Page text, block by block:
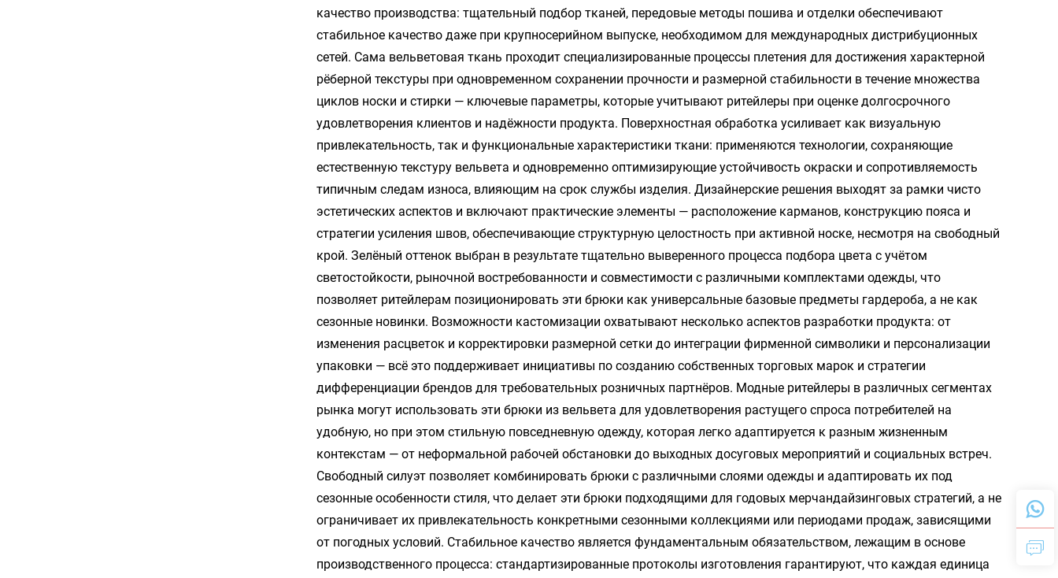
качество производства: тщательный подбор тканей, передовые методы пошива и отделки обеспечивают
стабильное качество даже при крупносерийном выпуске, необходимом для международных дистрибуционных
сетей. Сама вельветовая ткань проходит специализированные процессы плетения для достижения характерной
рёберной текстуры при одновременном сохранении прочности и размерной стабильности в течение множества
циклов носки и стирки — ключевые параметры, которые учитывают ритейлеры при оценке долгосрочного
удовлетворения клиентов и надёжности продукта. Поверхностная обработка усиливает как визуальную
привлекательность, так и функциональные характеристики ткани: применяются технологии, сохраняющие
естественную текстуру вельвета и одновременно оптимизирующие устойчивость окраски и сопротивляемость
типичным следам износа, влияющим на срок службы изделия. Дизайнерские решения выходят за рамки чисто
эстетических аспектов и включают практические элементы — расположение карманов, конструкцию пояса и
стратегии усиления швов, обеспечивающие структурную целостность при активной носке, несмотря на свободный
крой. Зелёный оттенок выбран в результате тщательно выверенного процесса подбора цвета с учётом
светостойкости, рыночной востребованности и совместимости с различными комплектами одежды, что
позволяет ритейлерам позиционировать эти брюки как универсальные базовые предметы гардероба, а не как
сезонные новинки. Возможности кастомизации охватывают несколько аспектов разработки продукта: от
изменения расцветок и корректировки размерной сетки до интеграции фирменной символики и персонализации
упаковки — всё это поддерживает инициативы по созданию собственных торговых марок и стратегии
дифференциации брендов для требовательных розничных партнёров. Модные ритейлеры в различных сегментах
рынка могут использовать эти брюки из вельвета для удовлетворения растущего спроса потребителей на
удобную, но при этом стильную повседневную одежду, которая легко адаптируется к разным жизненным
контекстам — от неформальной рабочей обстановки до выходных досуговых мероприятий и социальных встреч.
Свободный силуэт позволяет комбинировать брюки с различными слоями одежды и адаптировать их под
сезонные особенности стиля, что делает эти брюки подходящими для годовых мерчандайзинговых стратегий, а не
ограничивает их привлекательность конкретными сезонными коллекциями или периодами продаж, зависящими
от погодных условий. Стабильное качество является фундаментальным обязательством, лежащим в основе
производственного процесса: стандартизированные протоколы изготовления гарантируют, что каждая единица